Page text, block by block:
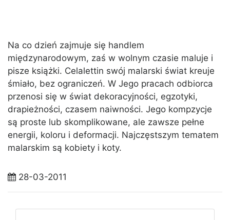
Na co dzień zajmuje się handlem
międzynarodowym, zaś w wolnym czasie maluje i
pisze książki. Celalettin swój malarski świat kreuje
śmiało, bez ograniczeń. W Jego pracach odbiorca
przenosi się w świat dekoracyjności, egzotyki,
drapieżności, czasem naiwności. Jego kompzycje
są proste lub skomplikowane, ale zawsze pełne
energii, koloru i deformacji. Najczęstszym tematem
malarskim są kobiety i koty.
28-03-2011